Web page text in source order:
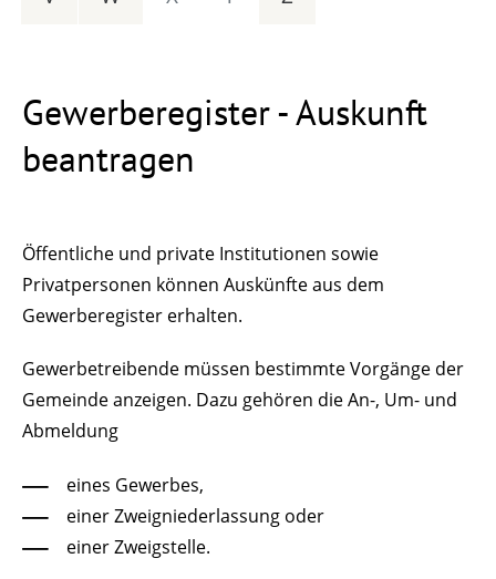
Gewerberegister - Auskunft
beantragen
Öffentliche und private Institutionen sowie
Privatpersonen können Auskünfte aus dem
Gewerberegister erhalten.
Gewerbetreibende müssen bestimmte Vorgänge der
Gemeinde anzeigen. Dazu gehören die An-, Um- und
Abmeldung
eines Gewerbes,
einer Zweigniederlassung oder
einer Zweigstelle.